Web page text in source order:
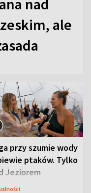
nad
ale
przy szumie wody
ptaków. Tylko
Jeziorem